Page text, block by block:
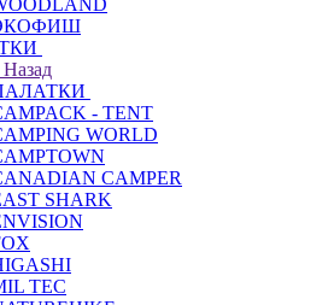
Назад
- TENT
WORLD
CAMPER
SHARK
TEC